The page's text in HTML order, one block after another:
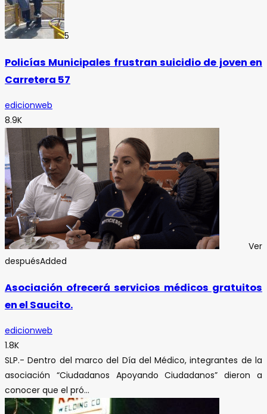
5
Policías Municipales frustran suicidio de joven en
Carretera 57
edicionweb
8.9K
Ver
despuésAdded
Asociación ofrecerá servicios médicos gratuitos
en el Saucito.
edicionweb
1.8K
SLP.- Dentro del marco del Día del Médico, integrantes de la
asociación “Ciudadanos Apoyando Ciudadanos” dieron a
conocer que el pró...